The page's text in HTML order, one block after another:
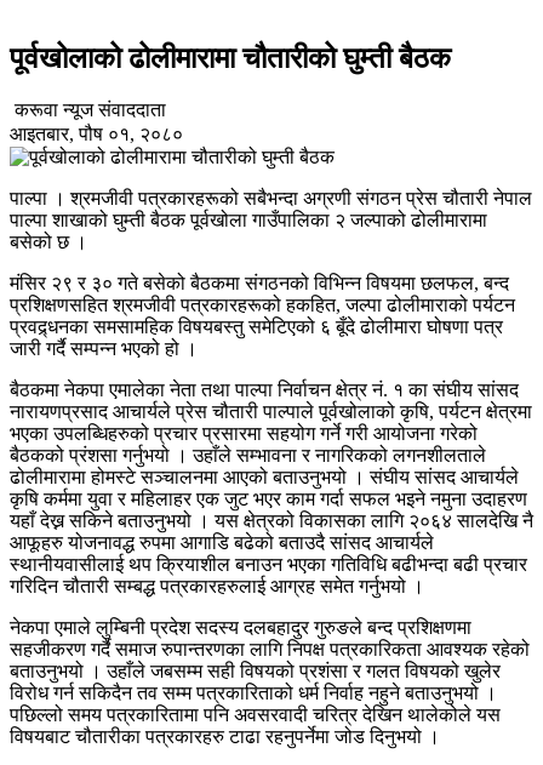
पूर्वखोलाको ढोलीमारामा चौतारीको घुम्ती बैठक
करूवा न्यूज संवाददाता
आइतबार, पौष ०१, २०८०
पाल्पा । श्रमजीवी पत्रकारहरूको सबैभन्दा अग्रणी संगठन प्रेस चौतारी नेपाल
पाल्पा शाखाको घुम्ती बैठक पूर्वखोला गाउँपालिका २ जल्पाको ढोलीमारामा
बसेको छ ।
मंसिर २९ र ३० गते बसेको बैठकमा संगठनको विभिन्न विषयमा छलफल, बन्द
प्रशिक्षणसहित श्रमजीवी पत्रकारहरूको हकहित, जल्पा ढोलीमाराको पर्यटन
प्रवद्र्धनका समसामहिक विषयबस्तु समेटिएको ६ बूँदे ढोलीमारा घोषणा पत्र
जारी गर्दै सम्पन्न भएको हो ।
बैठकमा नेकपा एमालेका नेता तथा पाल्पा निर्वाचन क्षेत्र नं. १ का संघीय सांसद
नारायणप्रसाद आचार्यले प्रेस चौतारी पाल्पाले पूर्वखोलाको कृषि, पर्यटन क्षेत्रमा
भएका उपलब्धिहरुको प्रचार प्रसारमा सहयोग गर्ने गरी आयोजना गरेको
बैठकको प्रंशसा गर्नुभयो । उहाँले सम्भावना र नागरिकको लगनशीलताले
ढोलीमारामा होमस्टे सञ्चालनमा आएको बताउनुभयो । संघीय सांसद आचार्यले
कृषि कर्ममा युवा र महिलाहर एक जुट भएर काम गर्दा सफल भइने नमुना उदाहरण
यहाँ देख्न सकिने बताउनुभयो । यस क्षेत्रको विकासका लागि २०६४ सालदेखि नै
आफूहरु योजनावद्ध रुपमा आगाडि बढेको बताउदै सांसद आचार्यले
स्थानीयवासीलाई थप क्रियाशील बनाउन भएका गतिविधि बढीभन्दा बढी प्रचार
गरिदिन चौतारी सम्बद्ध पत्रकारहरुलाई आग्रह समेत गर्नुभयो ।
नेकपा एमाले लुम्बिनी प्रदेश सदस्य दलबहादुर गुरुङले बन्द प्रशिक्षणमा
सहजीकरण गर्दै समाज रुपान्तरणका लागि निपक्ष पत्रकारिकता आवश्यक रहेको
बताउनुभयो । उहाँले जबसम्म सही विषयको प्रशंसा र गलत विषयको खुलेर
विरोध गर्न सकिदैन तव सम्म पत्रकारिताको धर्म निर्वाह नहुने बताउनुभयो ।
पछिल्लो समय पत्रकारितामा पनि अवसरवादी चरित्र देखिन थालेकोले यस
विषयबाट चौतारीका पत्रकारहरु टाढा रहनुपर्नेमा जोड दिनुभयो ।